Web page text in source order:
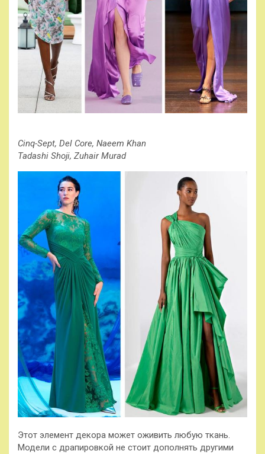
Cinq-Sept, Del Core, Naeem Khan
Tadashi Shoji, Zuhair Murad
Этот элемент декора может оживить любую ткань.
Модели с драпировкой не стоит дополнять другими